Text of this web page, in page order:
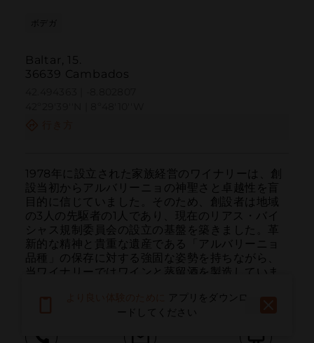
ボデガ
Baltar, 15.
36639 Cambados
1978年に設立された家族経営のワイナリーは、創
設当初からアルバリーニョの神聖さと卓越性を盲
目的に信じていました。そのため、創設者は地域
の3人の先駆者の1人であり、現在のリアス・バイ
シャス規制委員会の設立の基盤を築きました。革
新的な精神と貴重な遺産である「アルバリーニョ
品種」の保存に対する強固な姿勢を持ちながら、
当ワイナリーではワインと蒸留酒を製造していま
アプリをダウンロ
ードしてください